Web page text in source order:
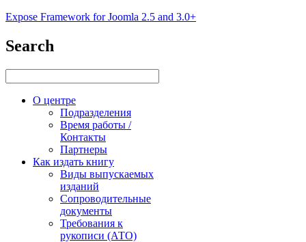
Expose Framework for Joomla 2.5 and 3.0+
Search
О центре
Подразделения
Время работы /
Контакты
Партнеры
Как издать книгу
Виды выпускаемых
изданий
Сопроводительные
документы
Требования к
рукописи (АТО)